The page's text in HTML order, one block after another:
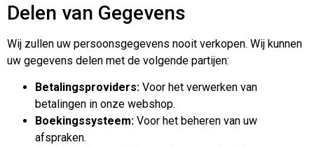
Delen van Gegevens
Wij zullen uw persoonsgegevens nooit verkopen. Wij kunnen
uw gegevens delen met de volgende partijen:
Betalingsproviders: Voor het verwerken van
betalingen in onze webshop.
Boekingssysteem: Voor het beheren van uw
afspraken.